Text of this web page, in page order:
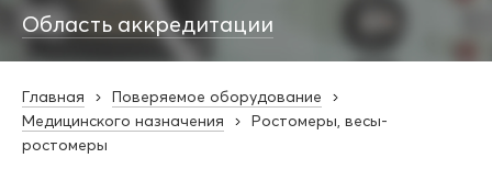
Область аккредитации
Главная
Поверяемое оборудование
Медицинского назначения
Ростомеры, весы-
ростомеры